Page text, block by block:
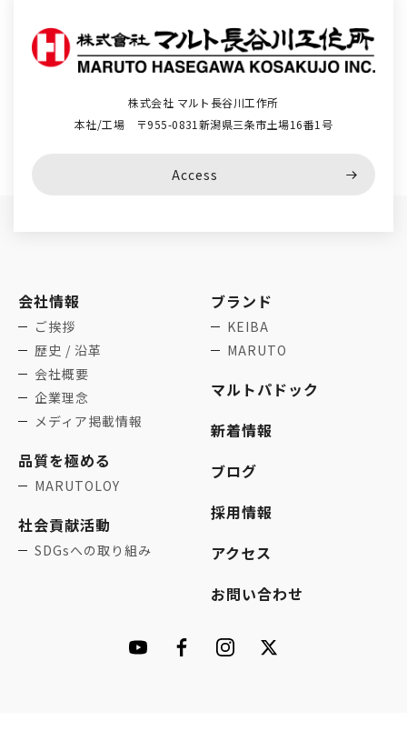
株式会社 マルト長谷川工作所
本社/工場 〒955-0831新潟県三条市土場16番1号
Access
会社情報
ご挨拶
歴史 / 沿革
会社概要
企業理念
メディア掲載情報
品質を極める
MARUTOLOY
社会貢献活動
SDGsへの取り組み
ブランド
KEIBA
MARUTO
マルトパドック
新着情報
ブログ
採用情報
アクセス
お問い合わせ